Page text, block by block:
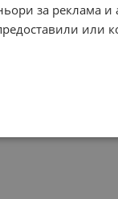
за реклама
или